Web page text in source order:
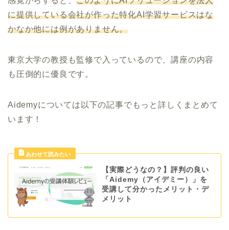
に提供している会社が作った特化AI学習サービスはな
かなか他には例がありません。
東京大学の教授も監修で入っているので、講座の内容
も圧倒的に優良です。
Aidemyについては以下の記事でもっと詳しくまとめて
います！
【実際どうなの？】評判の良い
「Aidemy（アイデミー）」を
受講して分かったメリット・デ
メリット